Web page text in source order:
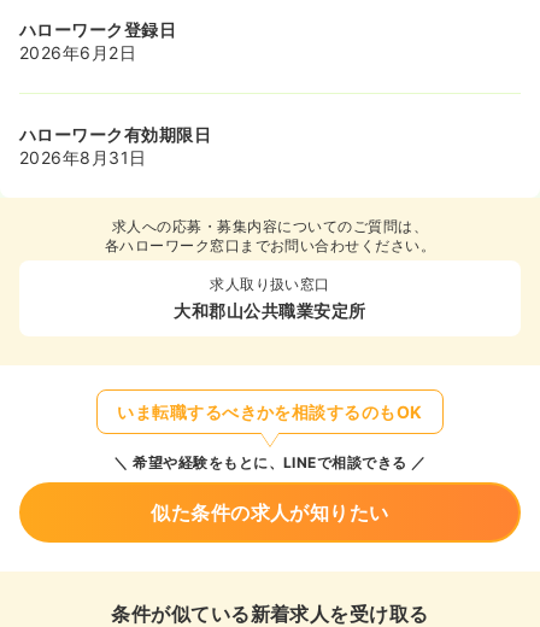
ハローワーク登録日
2026年6月2日
ハローワーク有効期限日
2026年8月31日
求人への応募・募集内容についてのご質問は、
各ハローワーク窓口までお問い合わせください。
求人取り扱い窓口
大和郡山公共職業安定所
いま転職するべきかを相談するのもOK
希望や経験をもとに、LINEで相談できる
似た条件の求人が知りたい
条件が似ている新着求人を受け取る